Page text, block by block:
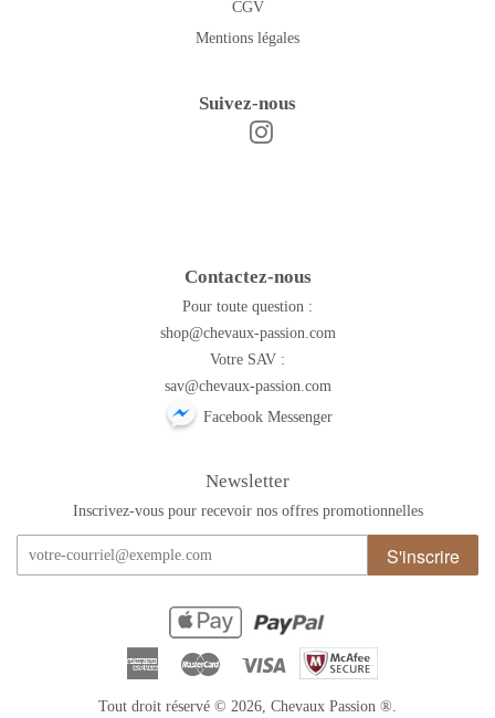
CGV
Mentions légales
Suivez-nous
Facebook
Contactez-nous
Pour toute question :
shop@chevaux-passion.com
Votre SAV :
sav@chevaux-passion.com
Facebook Messenger
Newsletter
Inscrivez-vous pour recevoir nos offres promotionnelles
S'inscrire
American Master Visa
Tout droit réservé © 2026, Chevaux Passion ®.